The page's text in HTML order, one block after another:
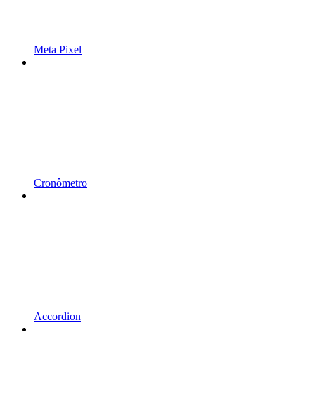
Meta Pixel
Cronômetro
Accordion